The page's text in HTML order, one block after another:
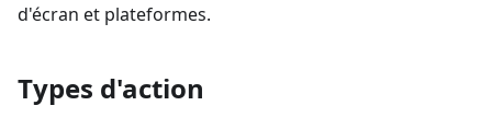
d'écran et plateformes.
Types d'action